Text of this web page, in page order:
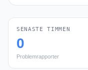
SENASTE TIMMEN
0
Problemrapporter